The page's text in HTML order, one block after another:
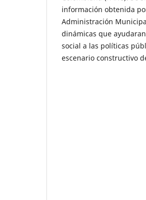
información obtenida
Administración
dinámicas que
social a las políticas
escenario constructivo